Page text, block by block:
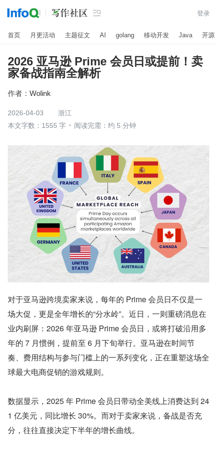
 登录
首页 月更活动 主题征文 AI golang 移动开发 Java 开源
2026 亚马逊 Prime 会员日或提前！卖
家备战指南全解析
作者： Wolink
2026-04-03
浙江
本文字数：1555 字
阅读完需：约 5 分钟
对于亚马逊跨境卖家来说，每年的 Prime 会员日不仅是一
场大促，更是全年增长的“分水岭”。近日，一则重磅消息在
业内刷屏：2026 年亚马逊 Prime 会员日，或将打破沿用多
年的 7 月惯例，提前至 6 月下旬举行。亚马逊在时间节
奏、费用结构与参与门槛上的一系列变化，正在重塑这场全
球最大电商促销的游戏规则。
数据显示，2025 年 Prime 会员日带动全美线上消费达到 24
1 亿美元，同比增长 30%。而对于卖家来说，备战是否充
分，往往直接决定下半年的增长曲线。